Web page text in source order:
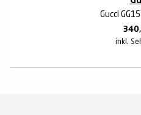
Gucci
inkl.